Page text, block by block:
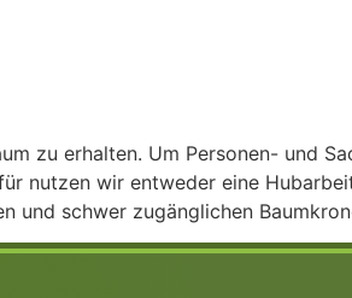
zu erhalten. Um Personen- und
nutzen wir entweder eine
und schwer zugänglichen